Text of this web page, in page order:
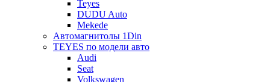
Teyes
DUDU Auto
Mekede
Автомагнитолы 1Din
TEYES по модели авто
Audi
Seat
Volkswagen